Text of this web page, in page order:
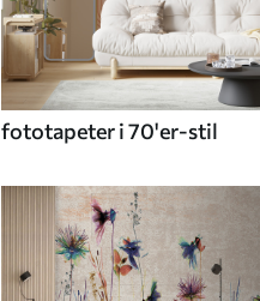
fototapeter i 70'er-stil